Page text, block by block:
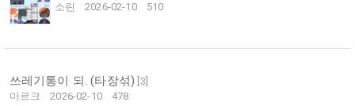
소린
2026-02-10 510
쓰레기통이 되. (타장섞) 3
마르크
2026-02-10 478